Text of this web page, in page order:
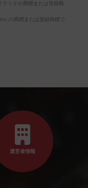
ッドの商標または登録商
の商標または登録商標で
運営者情報